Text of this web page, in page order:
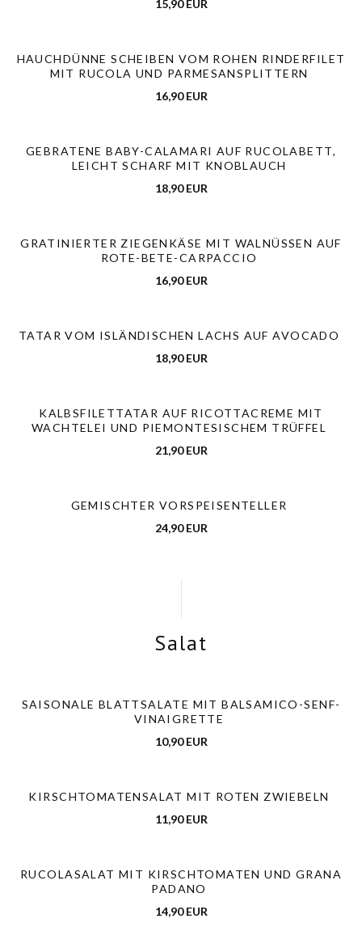
15,90 EUR
HAUCHDÜNNE SCHEIBEN VOM ROHEN RINDERFILET
MIT RUCOLA UND PARMESANSPLITTERN
16,90 EUR
GEBRATENE BABY-CALAMARI AUF RUCOLABETT,
LEICHT SCHARF MIT KNOBLAUCH
18,90 EUR
GRATINIERTER ZIEGENKÄSE MIT WALNÜSSEN AUF
ROTE-BETE-CARPACCIO
16,90 EUR
TATAR VOM ISLÄNDISCHEN LACHS AUF AVOCADO
18,90 EUR
KALBSFILETTATAR AUF RICOTTACREME MIT
WACHTELEI UND PIEMONTESISCHEM TRÜFFEL
21,90 EUR
GEMISCHTER VORSPEISENTELLER
24,90 EUR
Salat
SAISONALE BLATTSALATE MIT BALSAMICO-SENF-
VINAIGRETTE
10,90 EUR
KIRSCHTOMATENSALAT MIT ROTEN ZWIEBELN
11,90 EUR
RUCOLASALAT MIT KIRSCHTOMATEN UND GRANA
PADANO
14,90 EUR